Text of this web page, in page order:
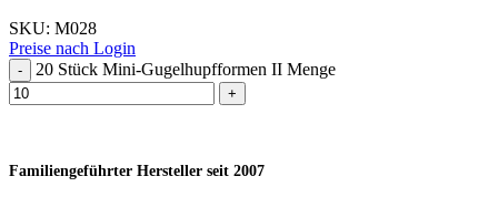
SKU: M028
Preise nach Login
20 Stück Mini-Gugelhupfformen II Menge
Familiengeführter Hersteller seit 2007